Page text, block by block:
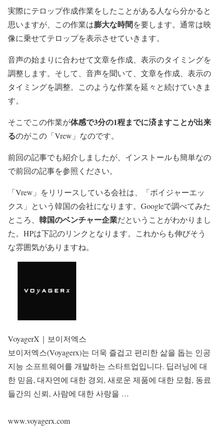
実際にテロップ作成作業をしたことがある人なら分かると
思いますが、この作業は膨大な時間を要します。通常は映
像に乗せてテロップを表示させていきます。
音声の始まりに合わせて文章を作成、表示のタイミングを
調整します。そして、音声を聞いて、文章を作成、表示の
タイミングを調整。このような作業を延々と続けていきま
す。
そこでこの作業が体感で3分の1程までに済ますことが出来
るのがこの「Vrew」なのです。
前回の記事でも紹介しましたが、インストールも簡単なの
で前回の記事を参照ください。
「Vrew」をリリースしている会社は、「ボイジャーエッ
クス」という韓国の会社になります。Googleで調べてみた
ところ、 韓国のベンチャー企業だということがわかりまし
た。HPは下記のリンクとなります。これからも伸びそう
な雰囲気がありますね。
VoyagerX｜보이저엑스
보이저엑스(Voyagerx)는 더욱 즐겁고 편리한 삶을 돕는 인공
지능 소프트웨어를 개발하는 스타트업입니다. 딥러닝에 대
한 믿음, 대자연에 대한 경외, 새로운 제품에 대한 모험, 동료
들간의 신뢰, 사람에 대한 사랑을 …
www.voyagerx.com